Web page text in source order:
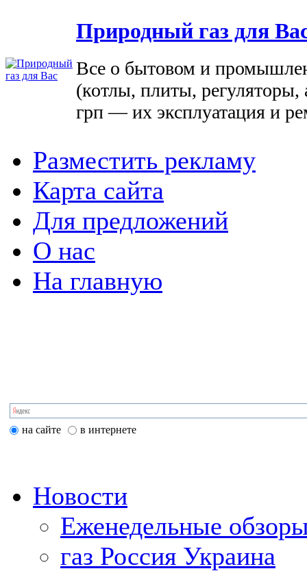
Природный газ для
Все о бытовом и
(котлы, плиты, регуляторы,
грп — их эксплуатация и
Разместить рекламу
Карта сайта
Для предложений
О нас
На главную
на сайте в интернете
Новости
Еженедельные
газ Россия Украина